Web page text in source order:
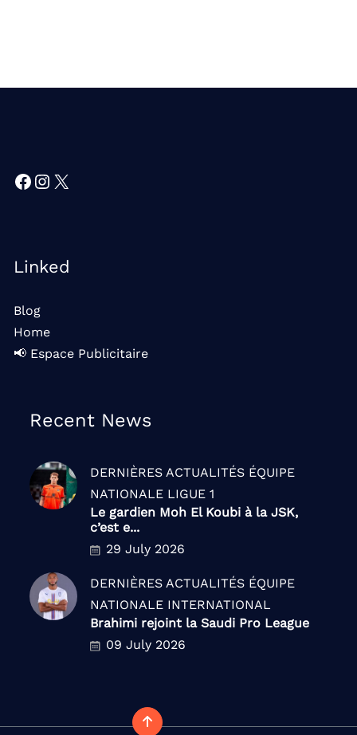
Facebook
Instagram
X
Linked
Blog
Home
📢 Espace Publicitaire
Recent News
DERNIÈRES ACTUALITÉS ÉQUIPE
NATIONALE LIGUE 1
Le gardien Moh El Koubi à la JSK,
c’est e...
29 July 2026
DERNIÈRES ACTUALITÉS ÉQUIPE
NATIONALE INTERNATIONAL
Brahimi rejoint la Saudi Pro League
09 July 2026